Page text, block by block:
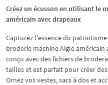
Créez un écusson en utilisant le
américain avec drapeaux
Capturez l'essence du
broderie machine Aigle
conçu avec des fichiers de
tailles et est parfait pour créer
Ornez vos vestes, sacs à dos et